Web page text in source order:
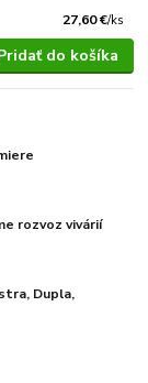
27,60 €/ks
do košíka
rozvoz vivárií
Dupla,